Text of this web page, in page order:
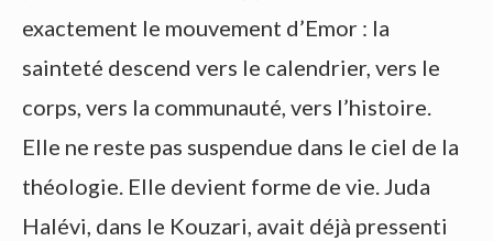
exactement le mouvement d’Emor : la
sainteté descend vers le calendrier, vers le
corps, vers la communauté, vers l’histoire.
Elle ne reste pas suspendue dans le ciel de la
théologie. Elle devient forme de vie. Juda
Halévi, dans le Kouzari, avait déjà pressenti